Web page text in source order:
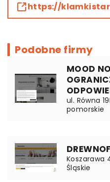
https://
Podobne firmy
MOOD
ul. Równa
pomorskie
Koszarawa
Śląskie